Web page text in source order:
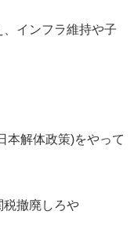
インフラ維持や子
解体政策)をやって
撤廃しろや